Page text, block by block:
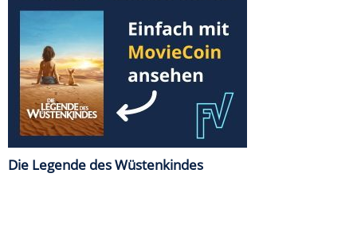
Die Legende des Wüstenkindes